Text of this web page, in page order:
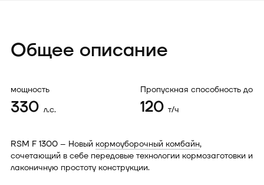
Общее описание
мощность
330 л.с.
Пропускная способность до
120 т/ч
RSM F 1300 – Новый кормоуборочный комбайн,
сочетающий в себе передовые технологии кормозаготовки и
лаконичную простоту конструкции.